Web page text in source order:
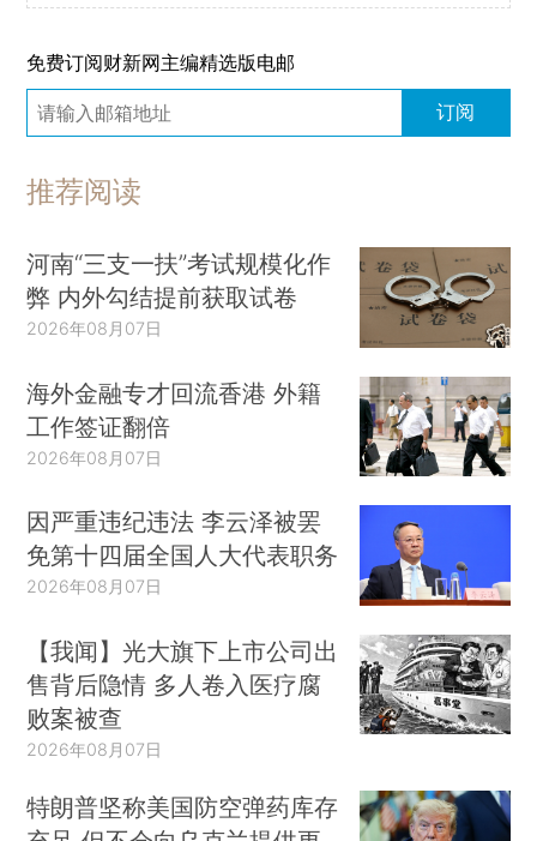
免费订阅财新网主编精选版电邮
订阅
推荐阅读
河南“三支一扶”考试规模化作
弊 内外勾结提前获取试卷
2026年08月07日
海外金融专才回流香港 外籍
工作签证翻倍
2026年08月07日
因严重违纪违法 李云泽被罢
免第十四届全国人大代表职务
2026年08月07日
【我闻】光大旗下上市公司出
售背后隐情 多人卷入医疗腐
败案被查
2026年08月07日
特朗普坚称美国防空弹药库存